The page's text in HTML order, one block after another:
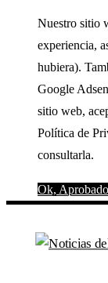
Nuestro sitio
experiencia,
hubiera).
Google
sitio web,
Política de
consultarla.
Ok, Aprobado